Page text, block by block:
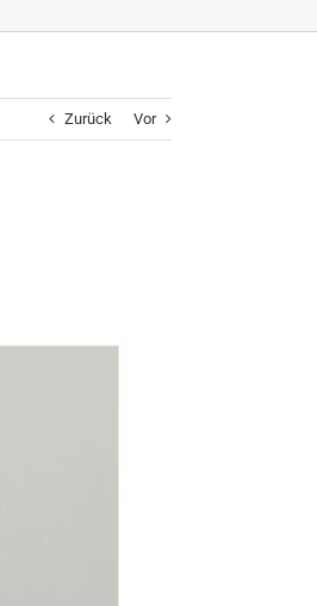
Zurück Vor